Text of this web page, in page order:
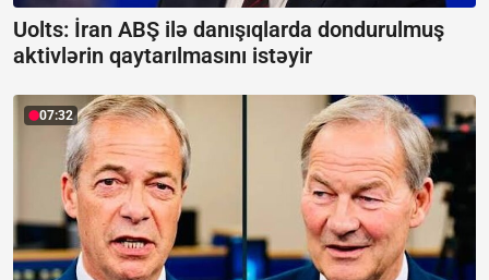
Uolts: İran ABŞ ilə danışıqlarda dondurulmuş
aktivlərin qaytarılmasını istəyir
07:32